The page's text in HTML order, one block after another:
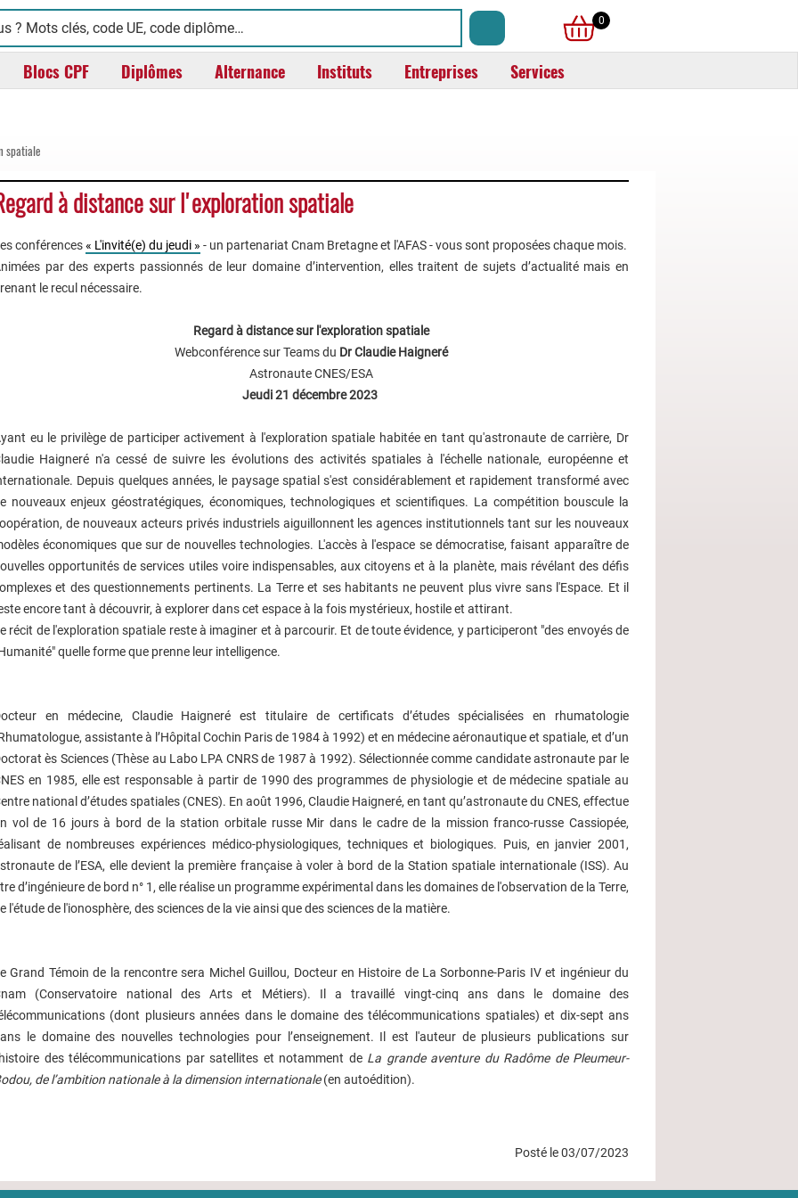
0
Blocs CPF Diplômes Alternance Instituts Entreprises Services
spatiale
à distance sur l'exploration spatiale
conférences« L'invité(e) du jeudi » - un partenariat Cnam Bretagne et l'AFAS - vous sont proposées chaque mois.
par des experts passionnés de leur domaine d’intervention, elles traitent de sujets d’actualité mais en
le recul nécessaire.
Regard à distance sur l'exploration spatiale
Webconférence sur Teams du Dr Claudie Haigneré
Astronaute CNES/ESA
Jeudi 21 décembre 2023
eu le privilège de participer activement à l'exploration spatiale habitée en tant qu'astronaute de carrière, Dr
Haigneré n'a cessé de suivre les évolutions des activités spatiales à l'échelle nationale, européenne et
Depuis quelques années, le paysage spatial s'est considérablement et rapidement transformé avec
nouveaux enjeux géostratégiques, économiques, technologiques et scientifiques. La compétition bouscule la
de nouveaux acteurs privés industriels aiguillonnent les agences institutionnels tant sur les nouveaux
économiques que sur de nouvelles technologies. L'accès à l'espace se démocratise, faisant apparaître de
opportunités de services utiles voire indispensables, aux citoyens et à la planète, mais révélant des défis
et des questionnements pertinents. La Terre et ses habitants ne peuvent plus vivre sans l'Espace. Et il
encore tant à découvrir, à explorer dans cet espace à la fois mystérieux, hostile et attirant.
récit de l'exploration spatiale reste à imaginer et à parcourir. Et de toute évidence, y participeront "des envoyés de
quelle forme que prenne leur intelligence.
en médecine, Claudie Haigneré est titulaire de certificats d’études spécialisées en rhumatologie
assistante à l’Hôpital Cochin Paris de 1984 à 1992) et en médecine aéronautique et spatiale, et d’un
ès Sciences (Thèse au Labo LPA CNRS de 1987 à 1992). Sélectionnée comme candidate astronaute par le
en 1985, elle est responsable à partir de 1990 des programmes de physiologie et de médecine spatiale au
national d’études spatiales (CNES). En août 1996, Claudie Haigneré, en tant qu’astronaute du CNES, effectue
vol de 16 jours à bord de la station orbitale russe Mir dans le cadre de la mission franco-russe Cassiopée,
de nombreuses expériences médico-physiologiques, techniques et biologiques. Puis, en janvier 2001,
de l’ESA, elle devient la première française à voler à bord de la Station spatiale internationale (ISS). Au
d’ingénieure de bord n° 1, elle réalise un programme expérimental dans les domaines de l'observation de la Terre,
l'étude de l'ionosphère, des sciences de la vie ainsi que des sciences de la matière.
Grand Témoin de la rencontre sera Michel Guillou, Docteur en Histoire de La Sorbonne-Paris IV et ingénieur du
(Conservatoire national des Arts et Métiers). Il a travaillé vingt-cinq ans dans le domaine des
(dont plusieurs années dans le domaine des télécommunications spatiales) et dix-sept ans
le domaine des nouvelles technologies pour l’enseignement. Il est l'auteur de plusieurs publications sur
des télécommunications par satellites et notamment de La grande aventure du Radôme de Pleumeur-
de l’ambition nationale à la dimension internationale(en autoédition).
Posté le 03/07/2023